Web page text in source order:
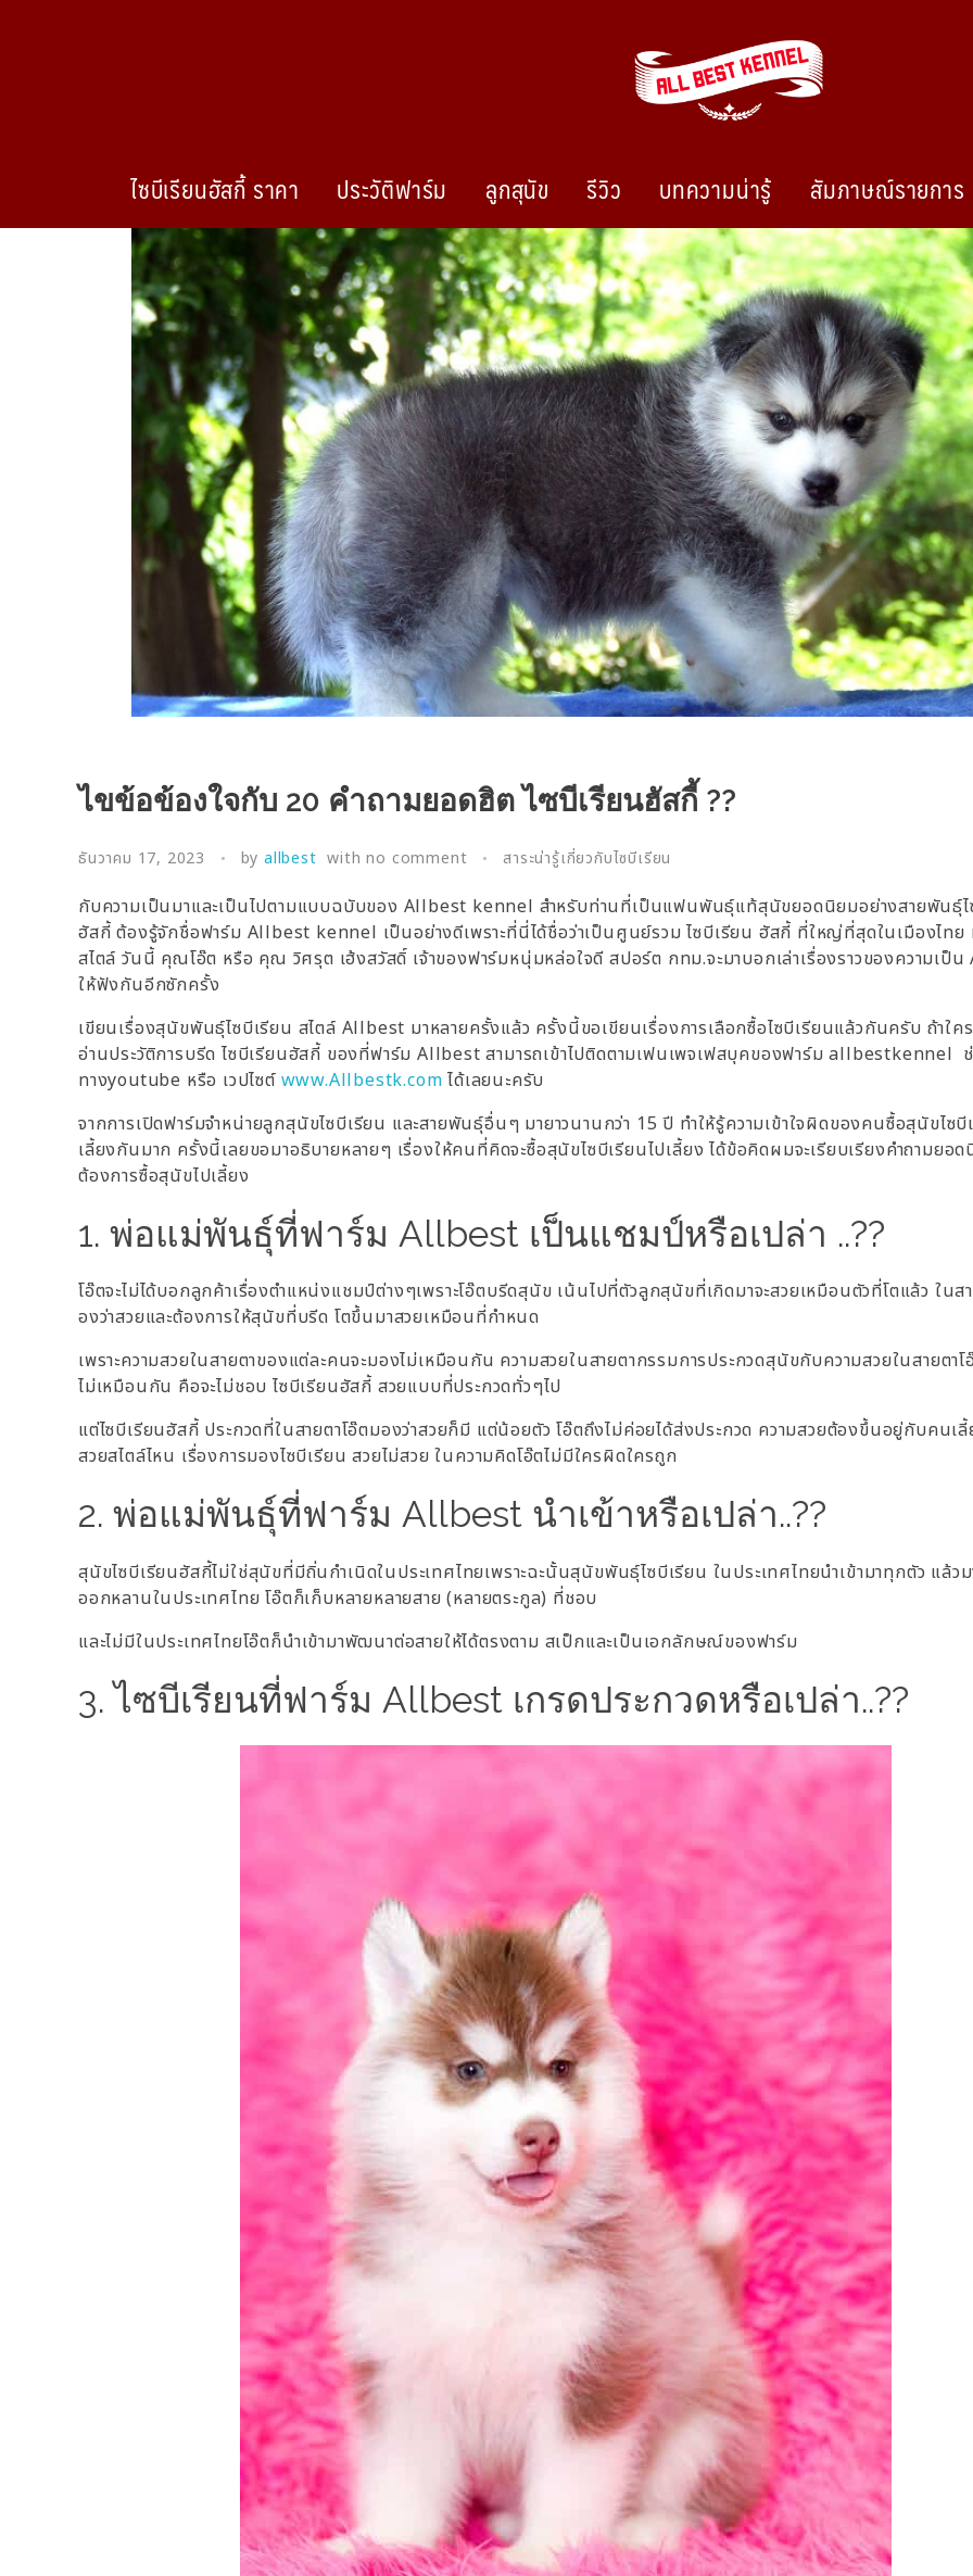
ไซบีเรียนฮัสกี้ ราคา ประวัติฟาร์ม ลูกสุนัข รีวิว บทความน่ารู้ สัมภาษณ์รายการ
ไขข้อข้องใจกับ 20 คำถามยอดฮิต ไซบีเรียนฮัสกี้ ??
ธันวาคม 17, 2023 by allbest with no comment สาระน่ารู้เกี่ยวกับไซบีเรียน
กับความเป็นมาและเป็นไปตามแบบฉบับของ Allbest kennel สำหรับท่านที่เป็นแฟนพันธุ์แท้สุนัขยอดนิยมอย่างสายพันธุ์ไ
ฮัสกี้ ต้องรู้จักชื่อฟาร์ม Allbest kennel เป็นอย่างดีเพราะที่นี่ได้ชื่อว่าเป็นศูนย์รวม ไซบีเรียน ฮัสกี้ ที่ใหญ่ที่สุดในเมืองไท
สไตล์ วันนี้ คุณโอ๊ต หรือ คุณ วิศรุต เฮ้งสวัสดิ์ เจ้าของฟาร์มหนุ่มหล่อใจดี สปอร์ต กทม.จะมาบอกเล่าเรื่องราวของความเป็
ให้ฟังกันอีกซักครั้ง
เขียนเรื่องสุนัขพันธุ์ไซบีเรียน สไตล์ Allbest มาหลายครั้งแล้ว ครั้งนี้ขอเขียนเรื่องการเลือกซื้อไซบีเรียนแล้วกันครับ ถ้าใค
อ่านประวัติการบรีด ไซบีเรียนฮัสกี้ ของที่ฟาร์ม Allbest สามารถเข้าไปติดตามเฟนเพจเฟสบุคของฟาร์ม allbestkennel
ทางyoutube หรือ เวปไซต์ www.Allbestk.com ได้เลยนะครับ
จากการเปิดฟาร์มจำหน่ายลูกสุนัขไซบีเรียน และสายพันธุ์อื่นๆ มายาวนานกว่า 15 ปี ทำให้รู้ความเข้าใจผิดของคนซื้อสุนัขไซบี
เลี้ยงกันมาก ครั้งนี้เลยขอมาอธิบายหลายๆ เรื่องให้คนที่คิดจะซื้อสุนัขไซบีเรียนไปเลี้ยง ได้ข้อคิดผมจะเรียบเรียงคำถามยอ
ต้องการซื้อสุนัขไปเลี้ยง
1. พ่อแม่พันธุ์ที่ฟาร์ม Allbest เป็นแชมป์หรือเปล่า ..??
โอ๊ตจะไม่ได้บอกลูกค้าเรื่องตำแหน่งแชมป์ต่างๆเพราะโอ๊ตบรีดสุนัข เน้นไปที่ตัวลูกสุนัขที่เกิดมาจะสวยเหมือนตัวที่โตแล้ว ในส
องว่าสวยและต้องการให้สุนัขที่บรีด โตขึ้นมาสวยเหมือนที่กำหนด
เพราะความสวยในสายตาของแต่ละคนจะมองไม่เหมือนกัน ความสวยในสายตากรรมการประกวดสุนัขกับความสวยในสายตาโ
ไม่เหมือนกัน คือจะไม่ชอบ ไซบีเรียนฮัสกี้ สวยแบบที่ประกวดทั่วๆไป
แต่ไซบีเรียนฮัสกี้ ประกวดที่ในสายตาโอ๊ตมองว่าสวยก็มี แต่น้อยตัว โอ๊ตถึงไม่ค่อยได้ส่งประกวด ความสวยต้องขึ้นอยู่กับคนเ
สวยสไตล์ไหน เรื่องการมองไซบีเรียน สวยไม่สวย ในความคิดโอ๊ตไม่มีใครผิดใครถูก
2. พ่อแม่พันธุ์ที่ฟาร์ม Allbest นำเข้าหรือเปล่า..??
สุนัขไซบีเรียนฮัสกี้ไม่ใช่สุนัขที่มีถิ่นกำเนิดในประเทศไทยเพราะฉะนั้นสุนัขพันธุ์ไซบีเรียน ในประเทศไทยนำเข้ามาทุกตัว แล้ว
ออกหลานในประเทศไทย โอ๊ตก็เก็บหลายหลายสาย (หลายตระกูล) ที่ชอบ
และไม่มีในประเทศไทยโอ๊ตก็นำเข้ามาพัฒนาต่อสายให้ได้ตรงตาม สเป็กและเป็นเอกลักษณ์ของฟาร์ม
3. ไซบีเรียนที่ฟาร์ม Allbest เกรดประกวดหรือเปล่า..??